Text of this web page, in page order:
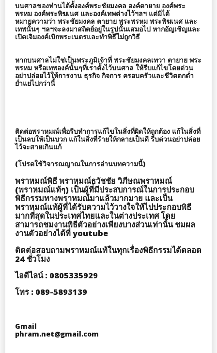
บนศาลของท่านได้ตั้งองค์พระชัยมงคล องค์ตายาย องค์พระ
พรหม องค์พระพิฆเนศ และองค์เทพต่างไว้ฯลฯ แต่มิได้
หมายความว่า พระชัยมงคล ตายาย พระพรหม พระพิฆเนศ และ
เทพนั้นๆ ฯลฯจะลงมาสถิตย์อยู่ในรูปนั้นเสมอไป หากอัญเชิญและ
เปิดเจิมองค์เบิกพระเนตรและทำพิธีไม่ถูกวิธี
หากบนศาลไม่ใช่เป็นพระภูมิเจ้าที่ พระชัยมงคลเทวา ตายาย พระ
พรหม หรือเทพองค์นั้นๆที่เราตั้งไว้บนศาล ให้รีบแก้ไขโดยด่วน
อย่าปล่อยไว้ให้การงาน ธุรกิจ กิจการ ครอบครัวและชีวิตตกต่ำ
ย่ำแย่ไปกว่านี้
ติดต่อพราหมณ์เพื่อรีบทำการแก้ไขในสิ่งที่ผิดให้ถูกต้อง แก้ในสิ่งที่
เป็นลบให้เป็นบวก แก้ในสิ่งที่ร้ายให้กลายเป็นดี รีบด่วนอย่าปล่อย
ไว้จะสายเกินแก้
(โปรดใช้วิจารณญาณในการอ่านบทความนี้)
พราหมณ์พิธี พราหมณ์ธวัชชัย วิภีษณพราหมณ์
(พราหมณ์แท้ๆ) เป็นผู้ที่มีประสบการณ์ในการประกอบ
พิธีกรรมทางพราหมณ์มาแล้วมากมาย และเป็น
พราหมณ์แท้ผู้ที่ได้รับความไว้วางใจให้ไปประกอบพิธี
มากที่สุดในประเทศไทยและในต่างประเทศ โดย
สามารถชมงานพิธีตัวอย่างเพียงบางส่วนเท่านั้น ชมผล
งานตัวอย่างได้ที่ youtube
ติดต่อสอบถามพราหมณ์แท้ในทุกเรื่องพิธีกรรมได้ตลอด
24 ชั่วโมง
ไอดีไลน์ : 0805335929
โทร : 089-5893139
Gmail
phram.net@gmail.com